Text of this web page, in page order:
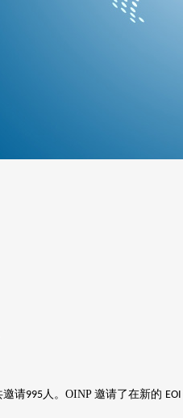
邀请995 人。 OINP 邀请了在新的 EOI